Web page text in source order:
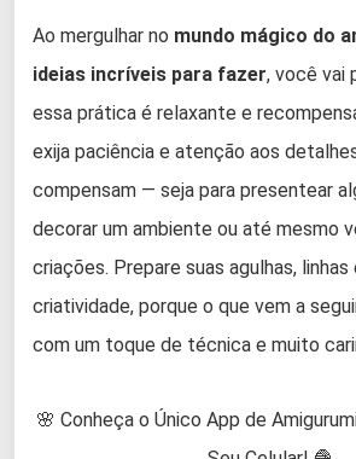
Ao mergulhar no mundo mágico do
ideias incríveis para fazer, você vai
essa prática é relaxante e
exija paciência e atenção aos
compensam — seja para presentear
decorar um ambiente ou até mesmo
criações. Prepare suas agulhas, linhas
criatividade, porque o que vem a
com um toque de técnica e muito
🌸 Conheça o Único App de